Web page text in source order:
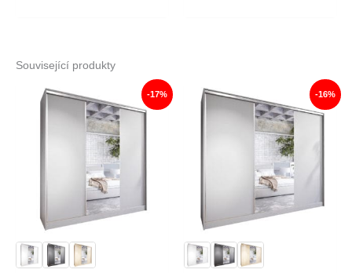
Související produkty
-17% -16%